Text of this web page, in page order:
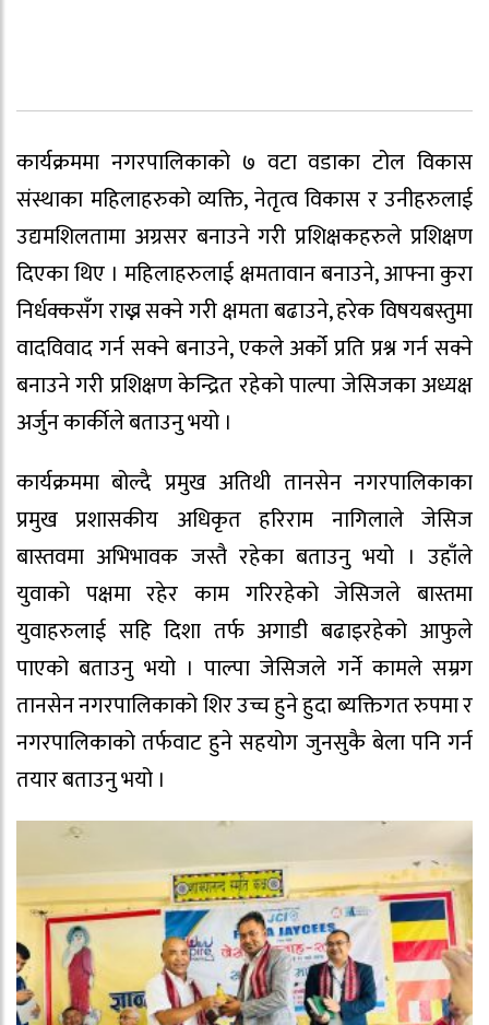
कार्यक्रममा नगरपालिकाको ७ वटा वडाका टोल विकास
संस्थाका महिलाहरुको व्यक्ति, नेतृत्व विकास र उनीहरुलाई
उद्यमशिलतामा अग्रसर बनाउने गरी प्रशिक्षकहरुले प्रशिक्षण
दिएका थिए । महिलाहरुलाई क्षमतावान बनाउने, आफ्ना कुरा
निर्धक्कसँग राख्न सक्ने गरी क्षमता बढाउने, हरेक विषयबस्तुमा
वादविवाद गर्न सक्ने बनाउने, एकले अर्को प्रति प्रश्न गर्न सक्ने
बनाउने गरी प्रशिक्षण केन्द्रित रहेको पाल्पा जेसिजका अध्यक्ष
अर्जुन कार्कीले बताउनु भयो ।
कार्यक्रममा बोल्दै प्रमुख अतिथी तानसेन नगरपालिकाका
प्रमुख प्रशासकीय अधिकृत हरिराम नागिलाले जेसिज
बास्तवमा अभिभावक जस्तै रहेका बताउनु भयो । उहाँले
युवाको पक्षमा रहेर काम गरिरहेको जेसिजले बास्तमा
युवाहरुलाई सहि दिशा तर्फ अगाडी बढाइरहेको आफुले
पाएको बताउनु भयो । पाल्पा जेसिजले गर्ने कामले सम्रग
तानसेन नगरपालिकाको शिर उच्च हुने हुदा ब्यक्तिगत रुपमा र
नगरपालिकाको तर्फवाट हुने सहयोग जुनसुकै बेला पनि गर्न
तयार बताउनु भयो ।